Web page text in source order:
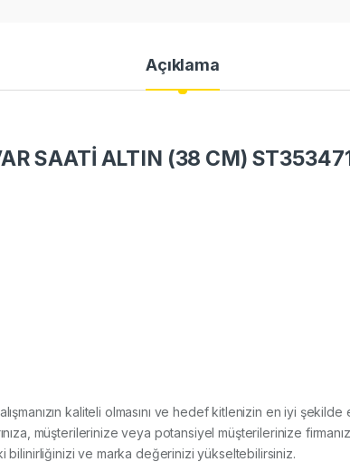
Açıklama
SAATİ ALTIN (38 CM)
çalışmanızın kaliteli olmasını ve hedef kitlenizin en iyi
müşterilerinize veya potansiyel müşterilerinize
ve marka değerinizi yükseltebilirsiniz.